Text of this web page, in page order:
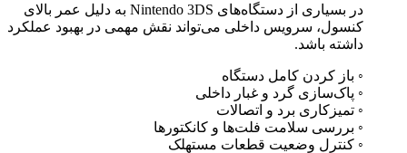
در بسیاری از دستگاه‌های Nintendo 3DS به دلیل عمر بالای
کنسول، سرویس داخلی می‌تواند نقش مهمی در بهبود عملکرد
داشته باشد.
◦ باز کردن کامل دستگاه
◦ پاک‌سازی گرد و غبار داخلی
◦ تمیزکاری برد و اتصالات
◦ بررسی سلامت فلت‌ها و کانکتورها
◦ کنترل وضعیت قطعات مستهلک